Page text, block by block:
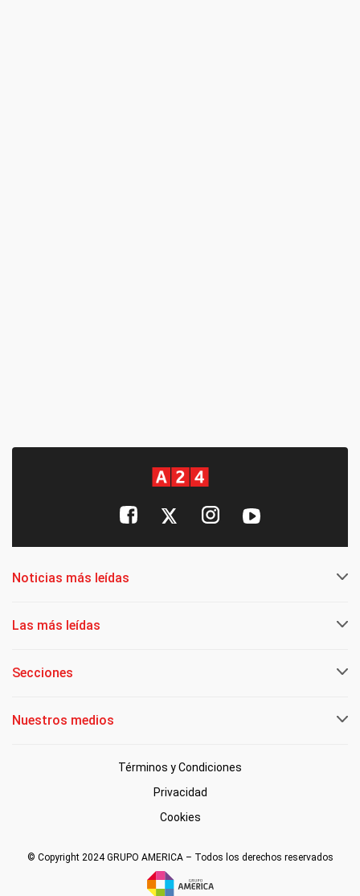
Noticias más leídas
Las más leídas
Secciones
Nuestros medios
Términos y Condiciones
Privacidad
Cookies
© Copyright 2024 GRUPO AMERICA – Todos los derechos reservados